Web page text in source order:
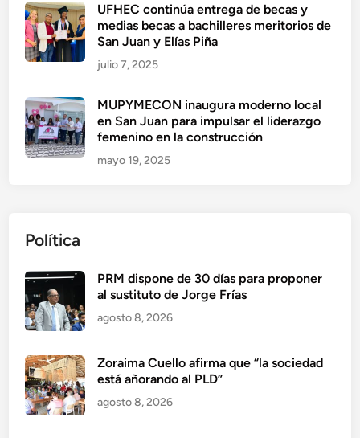
UFHEC continúa entrega de becas y
medias becas a bachilleres meritorios de
San Juan y Elías Piña
julio 7, 2025
MUPYMECON inaugura moderno local
en San Juan para impulsar el liderazgo
femenino en la construcción
mayo 19, 2025
Política
PRM dispone de 30 días para proponer
al sustituto de Jorge Frías
agosto 8, 2026
Zoraima Cuello afirma que “la sociedad
está añorando al PLD”
agosto 8, 2026